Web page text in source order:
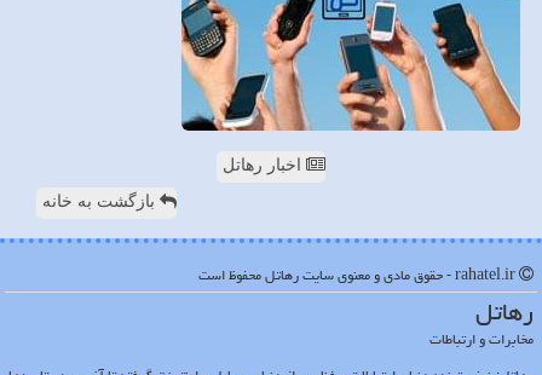
اخبار رهاتل
بازگشت به خانه
رهاتل
مخابرات و ارتباطات